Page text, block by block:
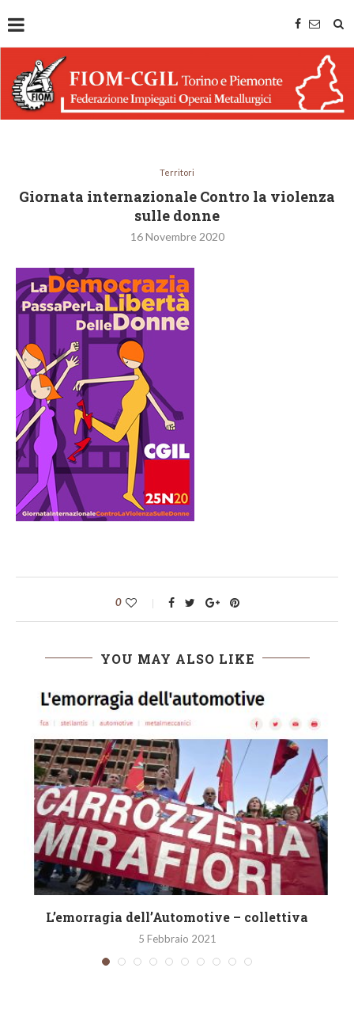
Territori
Giornata internazionale Contro la violenza
sulle donne
16 Novembre 2020
0
YOU MAY ALSO LIKE
L’emorragia dell’Automotive – collettiva
5 Febbraio 2021